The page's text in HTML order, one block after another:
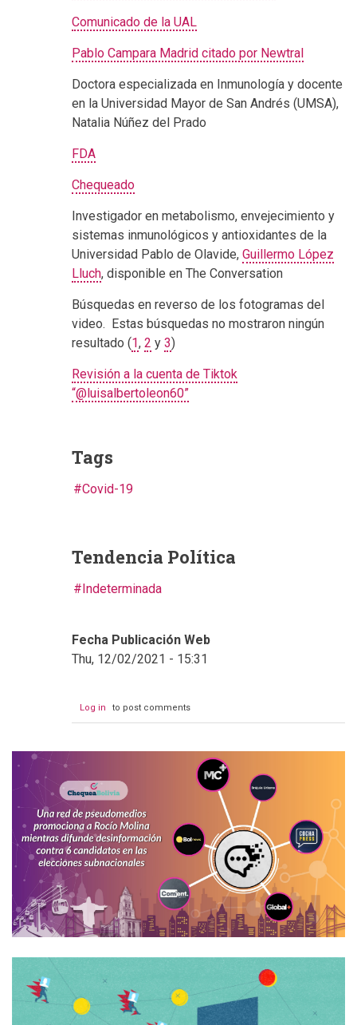
Comunicado de la UAL
Pablo Campara Madrid citado por Newtral
Doctora especializada en Inmunología y docente
en la Universidad Mayor de San Andrés (UMSA),
Natalia Núñez del Prado
FDA
Chequeado
Investigador en metabolismo, envejecimiento y
sistemas inmunológicos y antioxidantes de la
Universidad Pablo de Olavide, Guillermo López
Lluch, disponible en The Conversation
Búsquedas en reverso de los fotogramas del
video. Estas búsquedas no mostraron ningún
resultado (1, 2 y 3)
Revisión a la cuenta de Tiktok
“@luisalbertoleon60”
Tags
Covid-19
Tendencia Política
Indeterminada
Fecha Publicación Web
Thu, 12/02/2021 - 15:31
Log in to post comments